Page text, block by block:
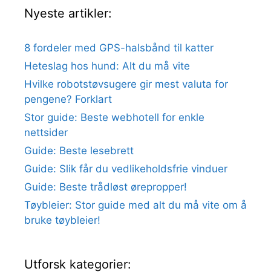
Nyeste artikler:
8 fordeler med GPS-halsbånd til katter
Heteslag hos hund: Alt du må vite
Hvilke robotstøvsugere gir mest valuta for
pengene? Forklart
Stor guide: Beste webhotell for enkle
nettsider
Guide: Beste lesebrett
Guide: Slik får du vedlikeholdsfrie vinduer
Guide: Beste trådløst ørepropper!
Tøybleier: Stor guide med alt du må vite om å
bruke tøybleier!
Utforsk kategorier: